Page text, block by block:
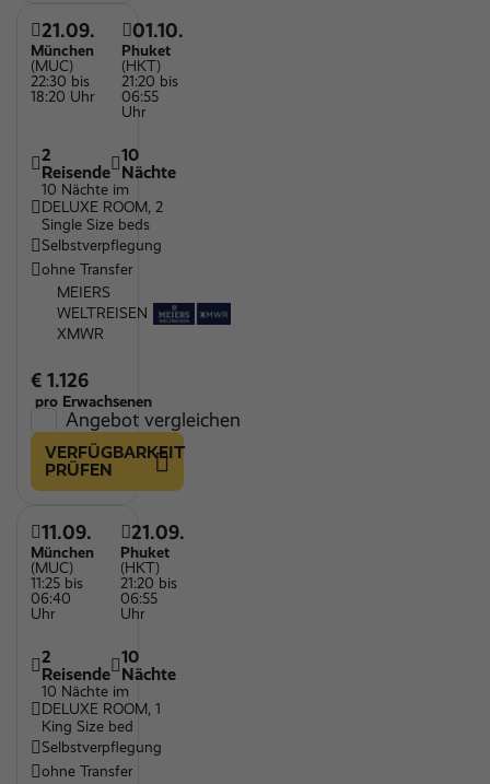
21.09.
München
(MUC)
22:30 bis
18:20 Uhr
01.10.
Phuket
(HKT)
21:20 bis
06:55
Uhr
2
Reisende
10
Nächte
10 Nächte im
DELUXE ROOM, 2
Single Size beds
Selbstverpflegung
ohne Transfer
MEIERS
WELTREISEN
XMWR
€ 1.126
pro Erwachsenen
Angebot vergleichen
VERFÜGBARKEIT
PRÜFEN
11.09.
München
(MUC)
11:25 bis
06:40
Uhr
21.09.
Phuket
(HKT)
21:20 bis
06:55
Uhr
2
Reisende
10
Nächte
10 Nächte im
DELUXE ROOM, 1
King Size bed
Selbstverpflegung
ohne Transfer